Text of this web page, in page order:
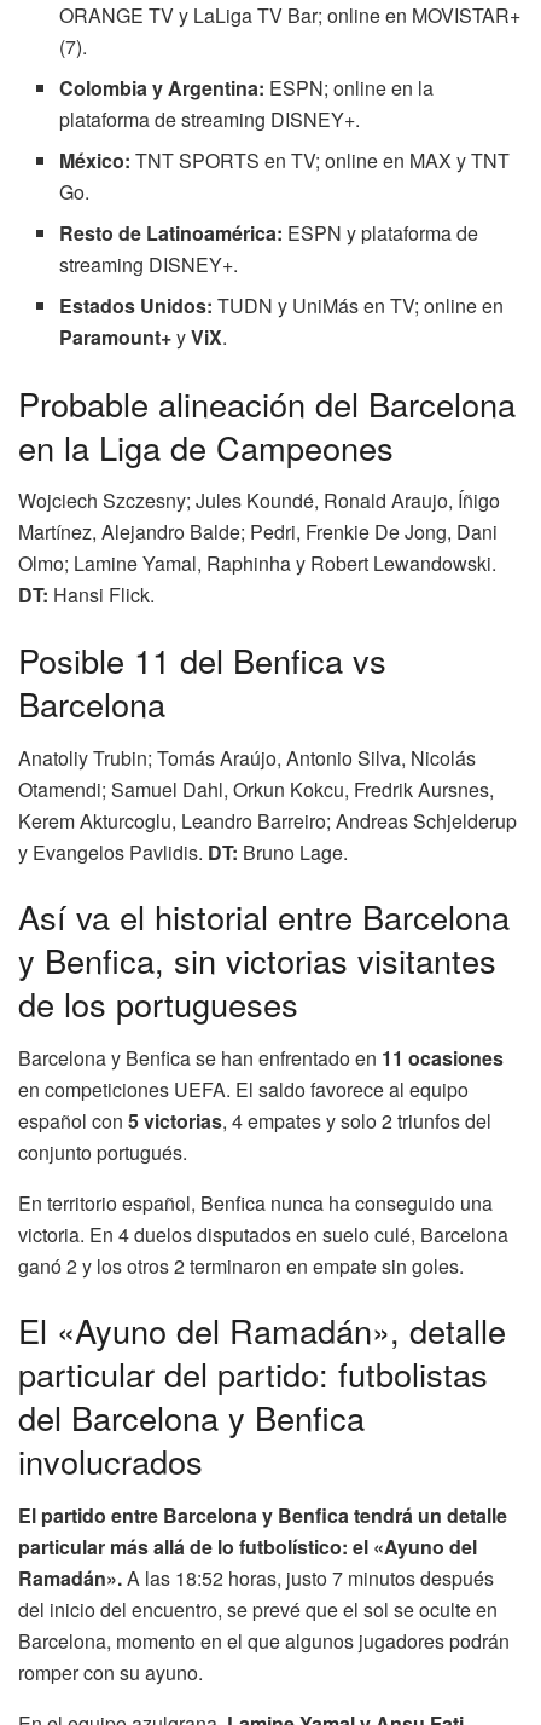
ORANGE TV y LaLiga TV Bar; online en MOVISTAR+
(7).
Colombia y Argentina: ESPN; online en la
plataforma de streaming DISNEY+.
México: TNT SPORTS en TV; online en MAX y TNT
Go.
Resto de Latinoamérica: ESPN y plataforma de
streaming DISNEY+.
Estados Unidos: TUDN y UniMás en TV; online en
Paramount+yViX.
Probable alineación del Barcelona
en la Liga de Campeones
Wojciech Szczesny; Jules Koundé, Ronald Araujo, Íñigo
Martínez, Alejandro Balde; Pedri, Frenkie De Jong, Dani
Olmo; Lamine Yamal, Raphinha y Robert Lewandowski.
DT: Hansi Flick.
Posible 11 del Benfica vs
Barcelona
Anatoliy Trubin; Tomás Araújo, Antonio Silva, Nicolás
Otamendi; Samuel Dahl, Orkun Kokcu, Fredrik Aursnes,
Kerem Akturcoglu, Leandro Barreiro; Andreas Schjelderup
y Evangelos Pavlidis. DT: Bruno Lage.
Así va el historial entre Barcelona
y Benfica, sin victorias visitantes
de los portugueses
Barcelona y Benfica se han enfrentado en 11 ocasiones
en competiciones UEFA. El saldo favorece al equipo
español con 5 victorias, 4 empates y solo 2 triunfos del
conjunto portugués.
En territorio español, Benfica nunca ha conseguido una
victoria. En 4 duelos disputados en suelo culé, Barcelona
ganó 2 y los otros 2 terminaron en empate sin goles.
El «Ayuno del Ramadán», detalle
particular del partido: futbolistas
del Barcelona y Benfica
involucrados
El partido entre Barcelona y Benfica tendrá un detalle
particular más allá de lo futbolístico: el «Ayuno del
Ramadán».A las 18:52 horas, justo 7 minutos después
del inicio del encuentro, se prevé que el sol se oculte en
Barcelona, momento en el que algunos jugadores podrán
romper con su ayuno.